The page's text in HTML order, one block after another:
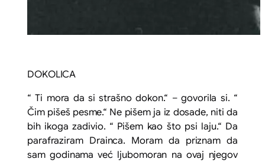
DOKOLICA
“ Ti mora da si strašno dokon.“ – govorila si. “
Čim pišeš pesme.“ Ne pišem ja iz dosade, niti da
bih ikoga zadivio. “ Pišem kao što psi laju.“ Da
parafraziram Drainca. Moram da priznam da
sam godinama već ljubomoran na ovaj njegov